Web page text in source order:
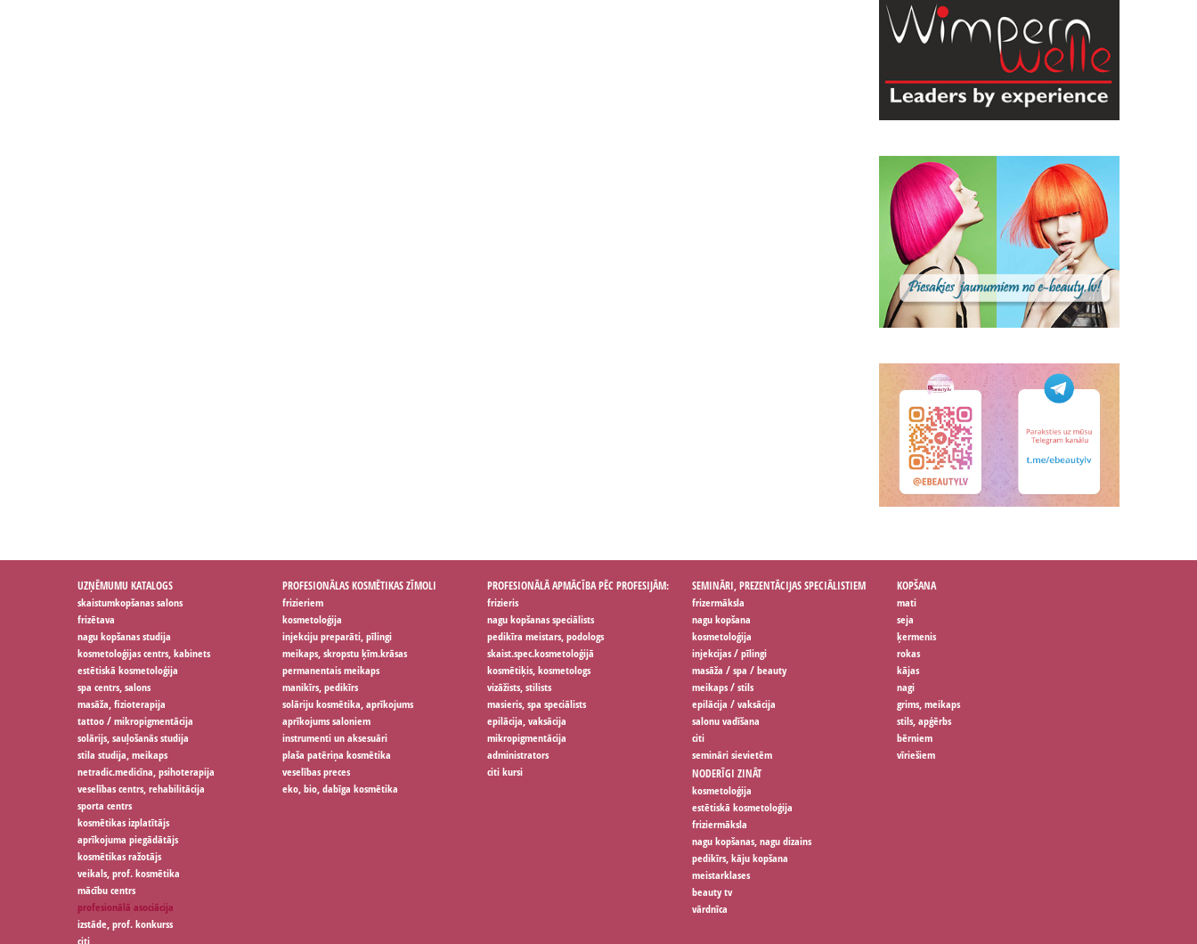
UZŅĒMUMU KATALOGS
skaistumkopšanas salons
frizētava
nagu kopšanas studija
kosmetoloģijas centrs, kabinets
estētiskā kosmetoloģija
spa centrs, salons
masāža, fizioterapija
tattoo / mikropigmentācija
solārijs, sauļošanās studija
stila studija, meikaps
netradic.medicīna, psihoterapija
veselības centrs, rehabilitācija
sporta centrs
kosmētikas izplatītājs
aprīkojuma piegādātājs
kosmētikas ražotājs
veikals, prof. kosmētika
mācību centrs
profesionālā asociācija
izstāde, prof. konkurss
PROFESIONĀLAS KOSMĒTIKAS ZĪMOLI
frizieriem
kosmetoloģija
injekciju preparāti, pīlingi
meikaps, skropstu ķīm.krāsas
permanentais meikaps
manikīrs, pedikīrs
solāriju kosmētika, aprīkojums
aprīkojums saloniem
instrumenti un aksesuāri
plaša patēriņa kosmētika
veselības preces
eko, bio, dabīga kosmētika
PROFESIONĀLĀ APMĀCĪBA PĒC PROFESIJĀM:
frizieris
nagu kopšanas speciālists
pedikīra meistars, podologs
skaist.spec.kosmetoloģijā
kosmētiķis, kosmetologs
vizāžists, stilists
masieris, spa speciālists
epilācija, vaksācija
mikropigmentācija
administrators
citi kursi
SEMINĀRI, PREZENTĀCIJAS SPECIĀLISTIEM
frizermāksla
nagu kopšana
kosmetoloģija
injekcijas / pīlingi
masāža / spa / beauty
meikaps / stils
epilācija / vaksācija
salonu vadīšana
citi
semināri sievietēm
KOPŠANA
mati
seja
ķermenis
rokas
kājas
nagi
grims, meikaps
stils, apģērbs
bērniem
vīriešiem
NODERĪGI ZINĀT
kosmetoloģija
estētiskā kosmetoloģija
friziermāksla
nagu kopšanas, nagu dizains
pedikīrs, kāju kopšana
meistarklases
beauty tv
vārdnīca